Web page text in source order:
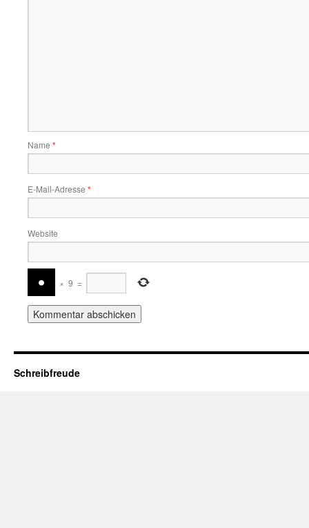
Name *
E-Mail-Adresse *
Website
× 9 =
Schreibfreude